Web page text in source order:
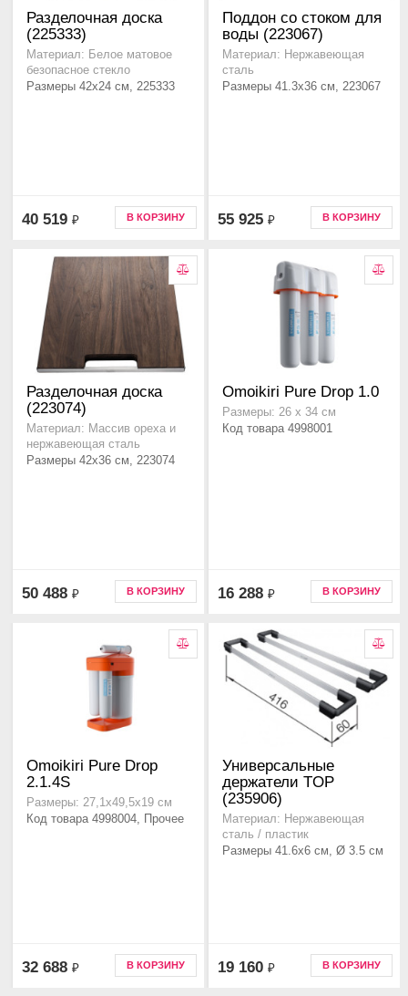
Разделочная доска
(225333)
Материал: Белое матовое
безопасное стекло
Размеры 42x24 см, 225333
40 519 ₽ В КОРЗИНУ
Поддон со стоком для
воды (223067)
Материал: Нержавеющая
сталь
Размеры 41.3x36 см, 223067
55 925 ₽ В КОРЗИНУ
Разделочная доска
(223074)
Материал: Массив ореха и
нержавеющая сталь
Размеры 42x36 см, 223074
50 488 ₽ В КОРЗИНУ
Omoikiri Pure Drop 1.0
Размеры: 26 х 34 см
Код товара 4998001
16 288 ₽ В КОРЗИНУ
Omoikiri Pure Drop
2.1.4S
Размеры: 27,1х49,5х19 см
Код товара 4998004, Прочее
32 688 ₽ В КОРЗИНУ
Универсальные
держатели TOP
(235906)
Материал: Нержавеющая
сталь / пластик
Размеры 41.6x6 см, Ø 3.5 см
19 160 ₽ В КОРЗИНУ